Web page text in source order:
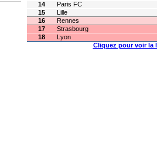
14
Paris FC
15
Lille
16
Rennes
17
Strasbourg
18
Lyon
Cliquez pour voir la